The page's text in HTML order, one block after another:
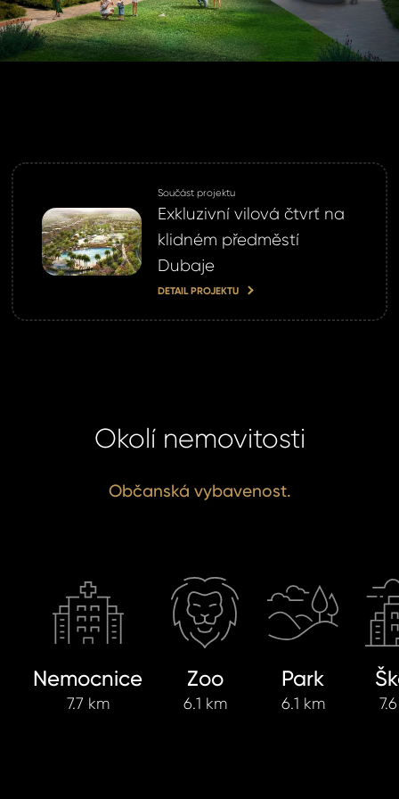
Součást projektu
Exkluzivní vilová čtvrť na
klidném předměstí
Dubaje
DETAIL PROJEKTU
Okolí nemovitosti
Občanská vybavenost.
Nemocnice
7.7 km
Zoo
6.1 km
Park
6.1 km
účet ?
jej nyní